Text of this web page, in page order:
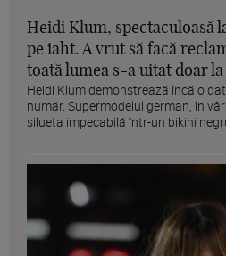
Heidi Klum, spectaculoasă
pe iaht. A vrut să facă
toată lumea s-a uitat doar la
Heidi Klum demonstrează încă o
număr. Supermodelul german, în
silueta impecabilă într-un bikini